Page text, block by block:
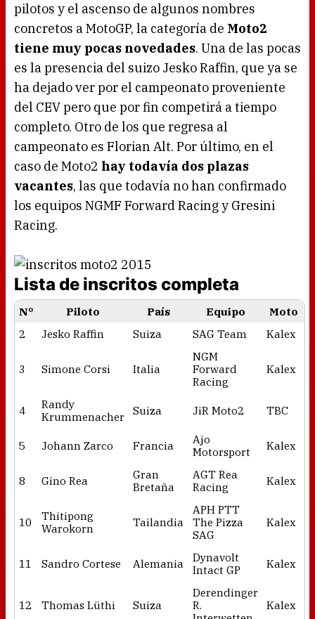
pilotos y el ascenso de algunos nombres
concretos a MotoGP, la categoría de Moto2
tiene muy pocas novedades. Una de las pocas
es la presencia del suizo Jesko Raffin, que ya se
ha dejado ver por el campeonato proveniente
del CEV pero que por fin competirá a tiempo
completo. Otro de los que regresa al
campeonato es Florian Alt. Por último, en el
caso de Moto2 hay todavía dos plazas
vacantes, las que todavía no han confirmado
los equipos NGMF Forward Racing y Gresini
Racing.
Lista de inscritos completa
Nº Piloto País Equipo
Moto
2
Jesko Raffin Suiza SAG Team Kalex
3 Simone Corsi Italia
NGM
Forward
Racing
Kalex
4
Randy
Krummenacher
Suiza JiR Moto2 TBC
5 Johann Zarco Francia
Ajo
Motorsport
Kalex
8 Gino Rea
Gran
Bretaña
AGT Rea
Racing
Kalex
10
Thitipong
Warokorn
Tailandia
APH PTT
The Pizza
SAG
Kalex
11 Sandro Cortese Alemania
Dynavolt
Intact GP
Kalex
12 Thomas Lüthi Suiza
Derendinger
R.
Kalex